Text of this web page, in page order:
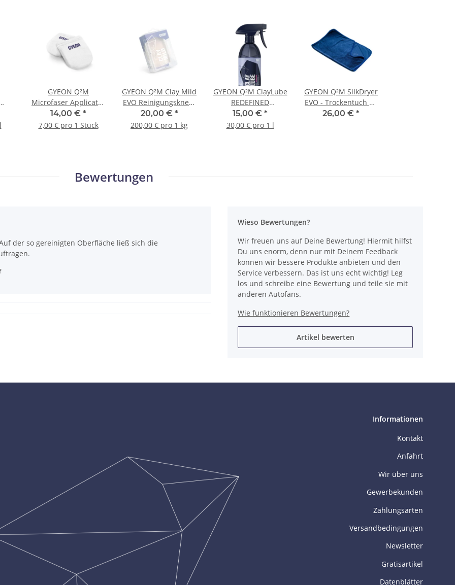
GYEON Q²M
Microfaser Applicator
EVO 2er Pack
14,00 € *
7,00 € pro 1 Stück
GYEON Q²M Clay Mild
EVO Reinigungsknete
mild 100 g
20,00 € *
200,00 € pro 1 kg
GYEON Q²M ClayLube
REDEFINED
Gleitmittel für
Reinigungsknete 500
15,00 € *
30,00 € pro 1 l
GYEON Q²M SilkDryer
EVO - Trockentuch 70
cm × 90 cm
26,00 € *
Bewertungen
Wieso Bewertungen?
Wir freuen uns auf Deine Bewertung! Hiermit hilfst
Du uns enorm, denn nur mit Deinem Feedback
können wir bessere Produkte anbieten und den
Service verbessern. Das ist uns echt wichtig! Leg
los und schreibe eine Bewertung und teile sie mit
anderen Autofans.
Wie funktionieren Bewertungen?
Artikel bewerten
der so gereinigten Oberfläche ließ sich die
Informationen
Kontakt
Anfahrt
Wir über uns
Gewerbekunden
Zahlungsarten
Versandbedingungen
Newsletter
Gratisartikel
Datenblätter